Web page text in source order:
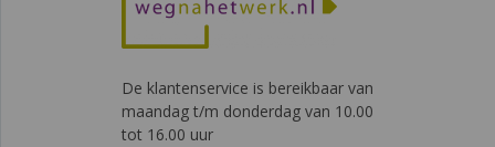
De klantenservice is bereikbaar van
maandag t/m donderdag van 10.00
tot 16.00 uur